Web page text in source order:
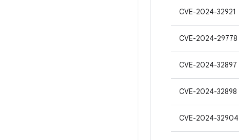
CVE-2024-32921
CVE-2024-29778
CVE-2024-32897
CVE-2024-32898
CVE-2024-32904